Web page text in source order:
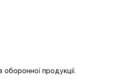
оборонної продукції.